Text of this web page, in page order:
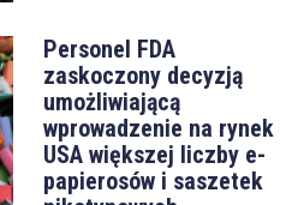
Personel FDA
zaskoczony decyzją
umożliwiającą
wprowadzenie na rynek
USA większej liczby e-
papierosów i saszetek